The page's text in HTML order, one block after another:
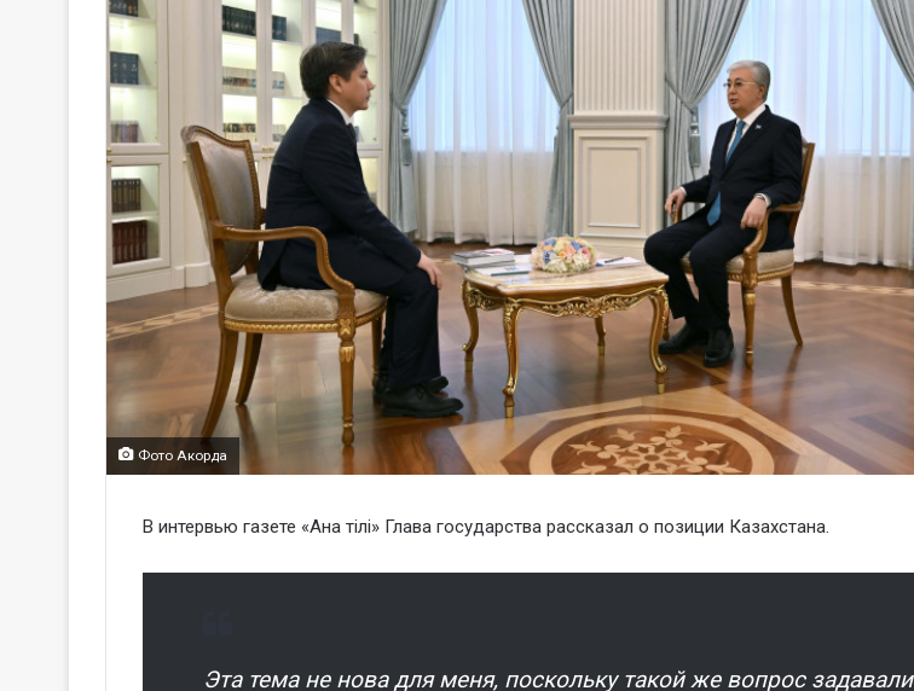
Фото Акорда
В интервью газете «Ана тiлi» Глава государства рассказал о позиции Казахстана.
Эта тема не нова для меня, поскольку такой же вопрос задавали